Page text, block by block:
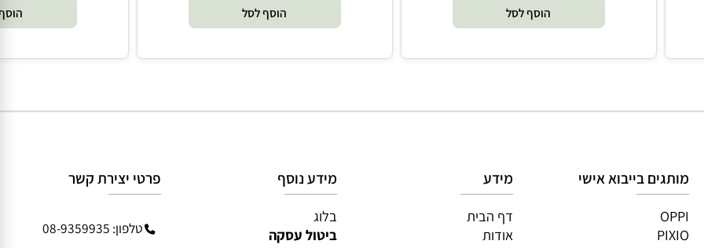
99 ₪128.90
הוסף לסל
₪26.90
הוסף לסל
בייבוא אישי מידע מידע נוסף פרטי יצירת קשר